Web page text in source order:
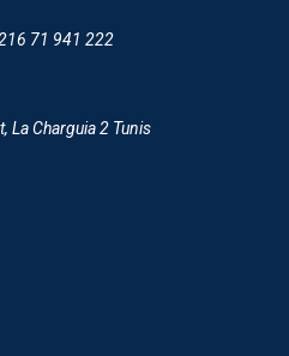
71 941 222
La Charguia 2 Tunis